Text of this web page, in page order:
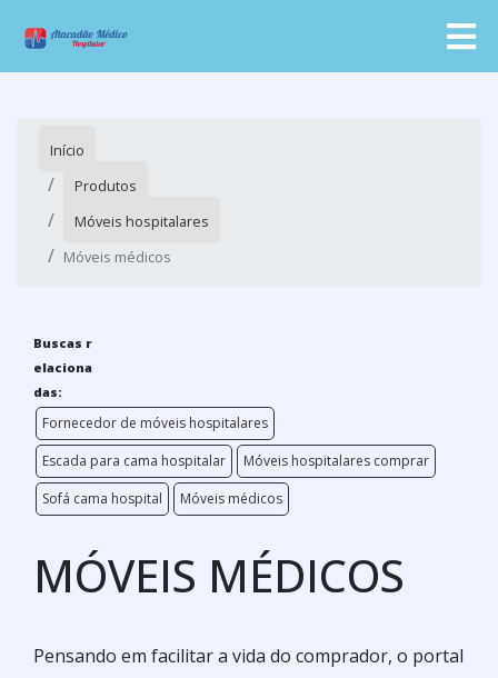
Início
Produtos
Móveis hospitalares
Móveis médicos
Buscas r
elaciona
das:
Fornecedor de móveis hospitalares
Escada para cama hospitalar
Móveis hospitalares comprar
Sofá cama hospital
Móveis médicos
MÓVEIS MÉDICOS
Pensando em facilitar a vida do comprador, o portal